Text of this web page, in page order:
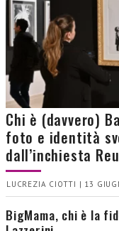
Chi è (davvero)
foto e identità
dall’inchiesta
LUCREZIA CIOTTI | 13
BigMama, chi è la